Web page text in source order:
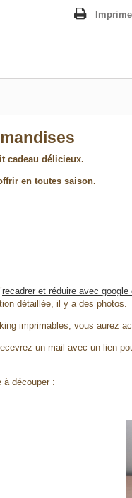
cadeau délicieux.
en toutes saison.
recadrer et réduire avec google
détaillée, il y a des photos.
imprimables, vous aurez
un mail avec un lien
à découper :